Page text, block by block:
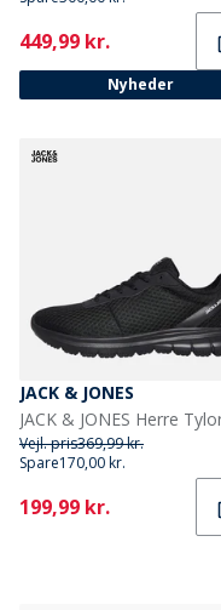
Current
449,99 kr.
Nyheder
JACK & JONES
Vejl. pris369,99 kr.
Spare170,00 kr.
Current
199,99 kr.